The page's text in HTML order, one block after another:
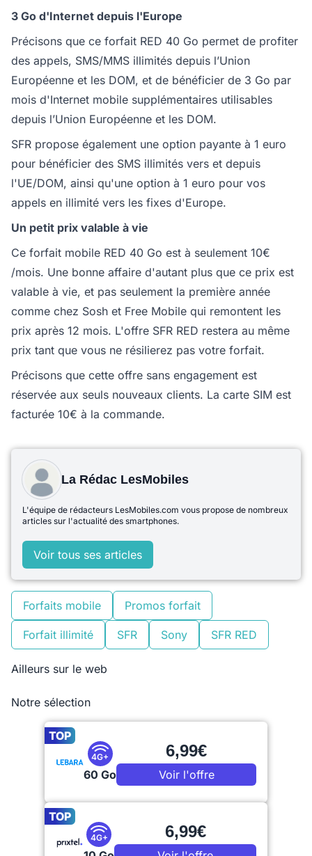
3 Go d'Internet depuis l'Europe
Précisons que ce forfait RED 40 Go permet de profiter
des appels, SMS/MMS illimités depuis l’Union
Européenne et les DOM, et de bénéficier de 3 Go par
mois d'Internet mobile supplémentaires utilisables
depuis l’Union Européenne et les DOM.
SFR propose également une option payante à 1 euro
pour bénéficier des SMS illimités vers et depuis
l'UE/DOM, ainsi qu'une option à 1 euro pour vos
appels en illimité vers les fixes d'Europe.
Un petit prix valable à vie
Ce forfait mobile RED 40 Go est à seulement 10€
/mois. Une bonne affaire d'autant plus que ce prix est
valable à vie, et pas seulement la première année
comme chez Sosh et Free Mobile qui remontent les
prix après 12 mois. L'offre SFR RED restera au même
prix tant que vous ne résilierez pas votre forfait.
Précisons que cette offre sans engagement est
réservée aux seuls nouveaux clients. La carte SIM est
facturée 10€ à la commande.
La Rédac LesMobiles
L'équipe de rédacteurs LesMobiles.com vous propose de nombreux
articles sur l'actualité des smartphones.
Voir tous ses articles
Forfaits mobile Promos forfait
Forfait illimité SFR Sony SFR RED
Ailleurs sur le web
Notre sélection
TOP
4G+
60 Go
6,99€
Voir l'offre
TOP
4G+ 6,99€